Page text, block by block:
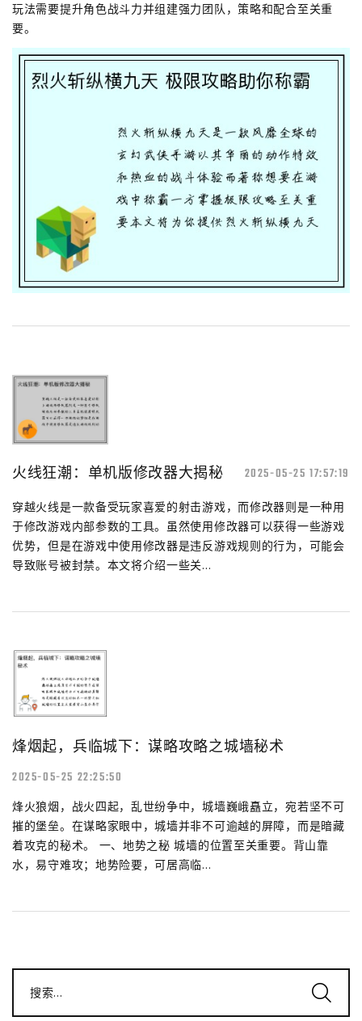
玩法需要提升角色战斗力并组建强力团队，策略和配合至关重
要。
火线狂潮：单机版修改器大揭秘 2025-05-25 17:57:19
穿越火线是一款备受玩家喜爱的射击游戏，而修改器则是一种用
于修改游戏内部参数的工具。虽然使用修改器可以获得一些游戏
优势，但是在游戏中使用修改器是违反游戏规则的行为，可能会
导致账号被封禁。本文将介绍一些关...
烽烟起，兵临城下：谋略攻略之城墙秘术
2025-05-25 22:25:50
烽火狼烟，战火四起，乱世纷争中，城墙巍峨矗立，宛若坚不可
摧的堡垒。在谋略家眼中，城墙并非不可逾越的屏障，而是暗藏
着攻克的秘术。 一、地势之秘 城墙的位置至关重要。背山靠
水，易守难攻；地势险要，可居高临...
搜索...